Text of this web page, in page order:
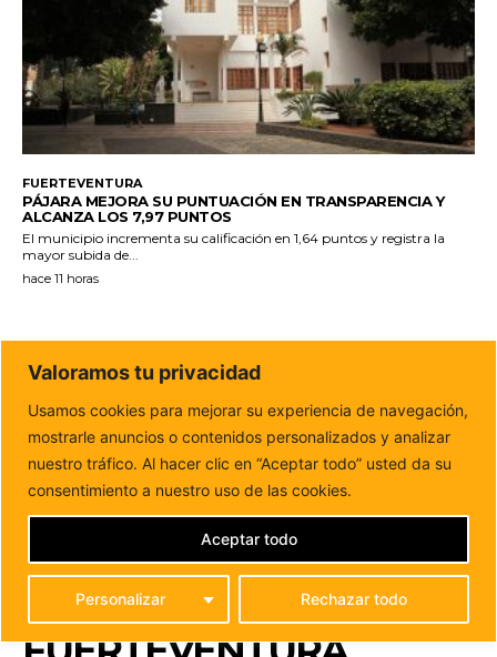
FUERTEVENTURA
PÁJARA MEJORA SU PUNTUACIÓN EN TRANSPARENCIA Y
ALCANZA LOS 7,97 PUNTOS
El municipio incrementa su calificación en 1,64 puntos y registra la
mayor subida de...
hace 11 horas